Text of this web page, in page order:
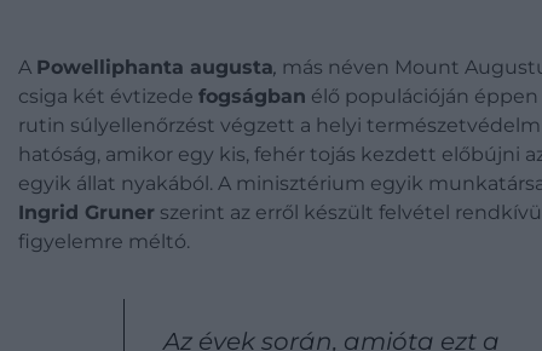
A Powelliphanta augusta, más néven Mount
csiga két évtizede fogságban élő populációján éppen
rutin súlyellenőrzést végzett a helyi
hatóság, amikor egy kis, fehér tojás kezdett előbújni
egyik állat nyakából. A minisztérium egyik
Ingrid Gruner szerint az erről készült felvétel
figyelemre méltó.
Az évek során, amióta ezt a